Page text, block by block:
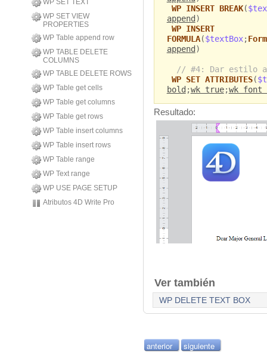
WP SET TEXT
WP SET VIEW
PROPERTIES
WP Table append row
WP TABLE DELETE
COLUMNS
WP TABLE DELETE ROWS
WP Table get cells
WP Table get columns
WP Table get rows
WP Table insert columns
WP Table insert rows
WP Table range
WP Text range
WP USE PAGE SETUP
Atributos 4D Write Pro
WP INSERT BREAK(
append )
WP INSERT
FORMULA($textBox;
append )
// #4: Dar estilo
WP SET ATTRIBUTES(
bold ;wk true;wk font
Resultado:
Ver también
WP DELETE TEXT BOX
anterior siguiente